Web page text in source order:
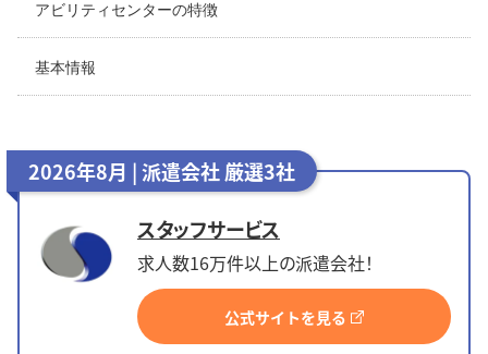
アビリティセンターの特徴
基本情報
2026年8月 | 派遣会社 厳選3社
スタッフサービス
求人数16万件以上の派遣会社！
公式サイトを見る